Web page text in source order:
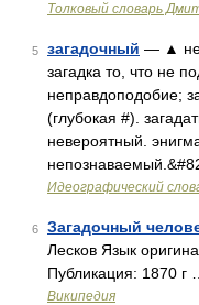
Толковый словарь
5 загадочный — ▲
загадка то, что не
неправдоподобие;
(глубокая #).
невероятный.
Идеографический
6 Загадочный
Лесков Язык
Публикация: 1870 г …
Википедия